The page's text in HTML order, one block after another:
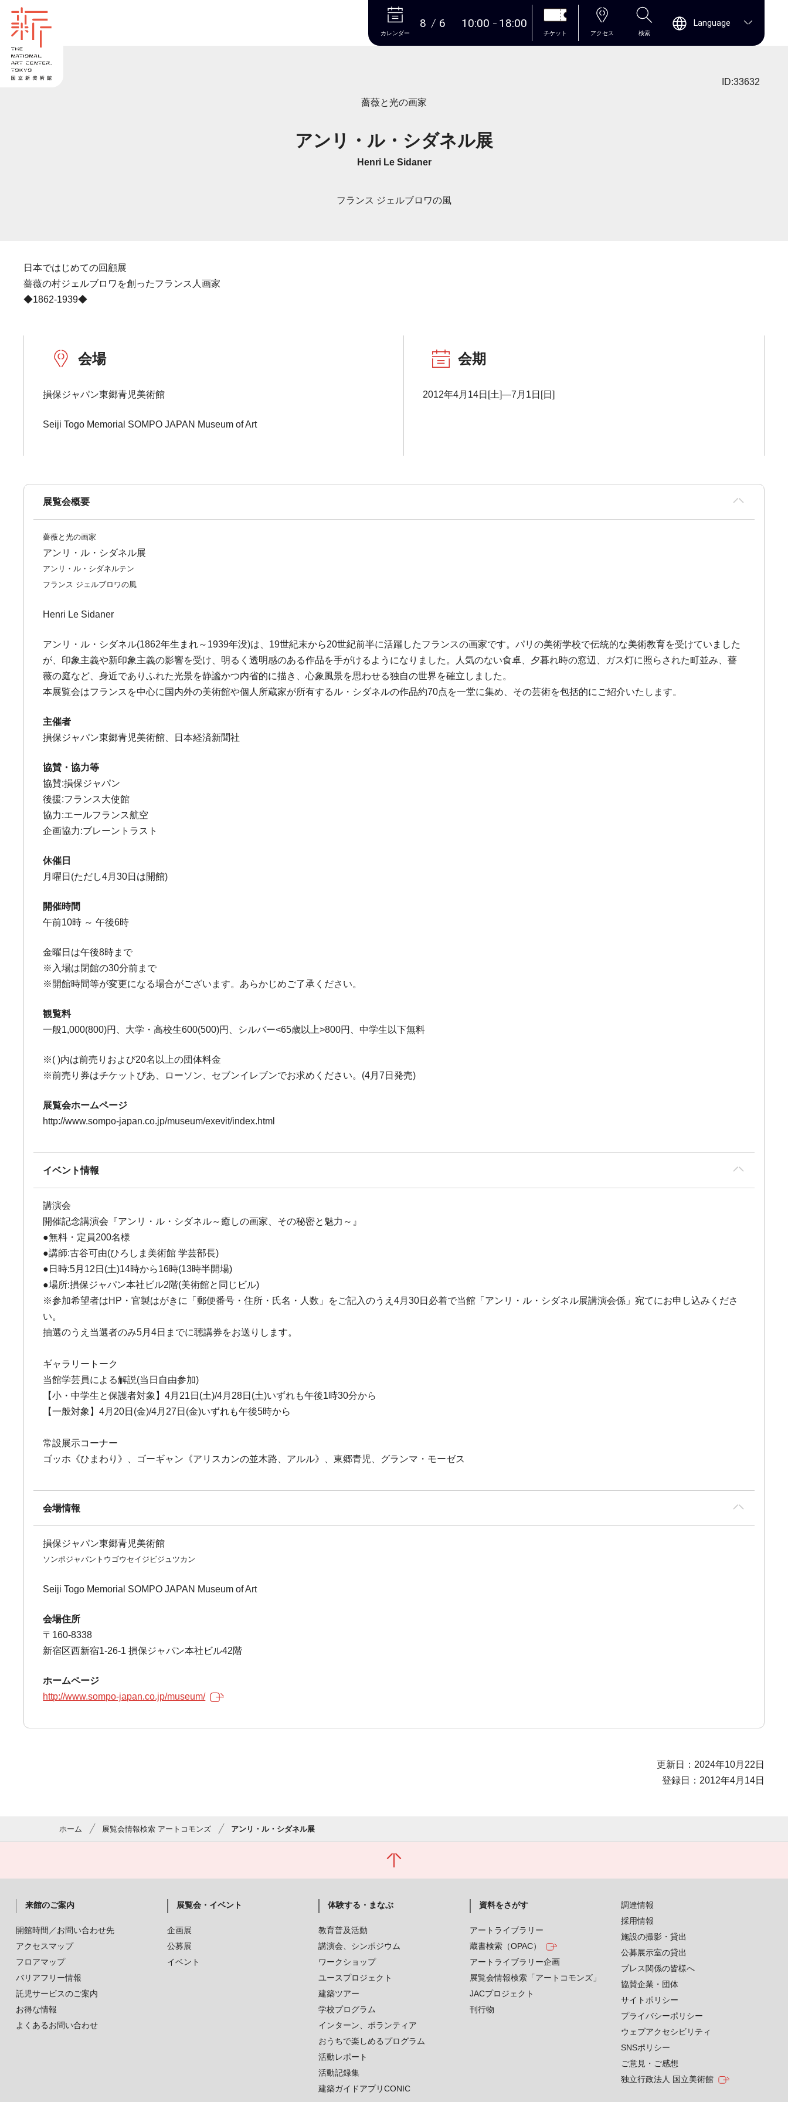
本文へ
カレンダー
8 6 10:00 18:00
チケット アクセス 検索
Language
ID:33632
薔薇と光の画家
アンリ・ル・シダネル展
Henri Le Sidaner
フランス ジェルブロワの風
日本ではじめての回顧展
薔薇の村ジェルブロワを創ったフランス人画家
◆1862-1939◆
会場
損保ジャパン東郷青児美術館
Seiji Togo Memorial SOMPO JAPAN Museum of Art
会期
2012年4月14日[土]―7月1日[日]
展覧会概要
薔薇と光の画家
アンリ・ル・シダネル展
アンリ・ル・シダネルテン
フランス ジェルブロワの風
Henri Le Sidaner
アンリ・ル・シダネル(1862年生まれ～1939年没)は、19世紀末から20世紀前半に活躍したフランスの画家です。パリの美術学校で伝統的な美術教育を受けていました
が、印象主義や新印象主義の影響を受け、明るく透明感のある作品を手がけるようになりました。人気のない食卓、夕暮れ時の窓辺、ガス灯に照らされた町並み、薔
薇の庭など、身近でありふれた光景を静謐かつ内省的に描き、心象風景を思わせる独自の世界を確立しました。
本展覧会はフランスを中心に国内外の美術館や個人所蔵家が所有するル・シダネルの作品約70点を一堂に集め、その芸術を包括的にご紹介いたします。
主催者
損保ジャパン東郷青児美術館、日本経済新聞社
協賛・協力等
協賛:損保ジャパン
後援:フランス大使館
協力:エールフランス航空
企画協力:ブレーントラスト
休催日
月曜日(ただし4月30日は開館)
開催時間
午前10時 ～ 午後6時
金曜日は午後8時まで
※入場は閉館の30分前まで
※開館時間等が変更になる場合がございます。あらかじめご了承ください。
観覧料
一般1,000(800)円、大学・高校生600(500)円、シルバー<65歳以上>800円、中学生以下無料
※( )内は前売りおよび20名以上の団体料金
※前売り券はチケットぴあ、ローソン、セブンイレブンでお求めください。(4月7日発売)
展覧会ホームページ
http://www.sompo-japan.co.jp/museum/exevit/index.html
イベント情報
講演会
開催記念講演会『アンリ・ル・シダネル～癒しの画家、その秘密と魅力～』
●無料・定員200名様
●講師:古谷可由(ひろしま美術館 学芸部長)
●日時:5月12日(土)14時から16時(13時半開場)
●場所:損保ジャパン本社ビル2階(美術館と同じビル)
※参加希望者はHP・官製はがきに「郵便番号・住所・氏名・人数」をご記入のうえ4月30日必着で当館「アンリ・ル・シダネル展講演会係」宛てにお申し込みくださ
い。
抽選のうえ当選者のみ5月4日までに聴講券をお送りします。
ギャラリートーク
当館学芸員による解説(当日自由参加)
【小・中学生と保護者対象】4月21日(土)/4月28日(土)いずれも午後1時30分から
【一般対象】4月20日(金)/4月27日(金)いずれも午後5時から
常設展示コーナー
ゴッホ《ひまわり》、ゴーギャン《アリスカンの並木路、アルル》、東郷青児、グランマ・モーゼス
会場情報
損保ジャパン東郷青児美術館
ソンポジャパントウゴウセイジビジュツカン
Seiji Togo Memorial SOMPO JAPAN Museum of Art
会場住所
〒160-8338
新宿区西新宿1-26-1 損保ジャパン本社ビル42階
ホームページ
http://www.sompo-japan.co.jp/museum/
更新日：2024年10月22日
登録日：2012年4月14日
ホーム 展覧会情報検索 アートコモンズ アンリ・ル・シダネル展
来館のご案内
開館時間／お問い合わせ先
アクセスマップ
フロアマップ
バリアフリー情報
託児サービスのご案内
お得な情報
よくあるお問い合わせ
展覧会・イベント
企画展
公募展
イベント
体験する・まなぶ
教育普及活動
講演会、シンポジウム
ワークショップ
ユースプロジェクト
建築ツアー
学校プログラム
インターン、ボランティア
おうちで楽しめるプログラム
活動レポート
活動記録集
建築ガイドアプリCONIC
資料をさがす
アートライブラリー
蔵書検索（OPAC）
アートライブラリー企画
展覧会情報検索「アートコモンズ」
JACプロジェクト
刊行物
調達情報
採用情報
施設の撮影・貸出
公募展示室の貸出
プレス関係の皆様へ
協賛企業・団体
サイトポリシー
プライバシーポリシー
ウェブアクセシビリティ
SNSポリシー
ご意見・ご感想
独立行政法人 国立美術館